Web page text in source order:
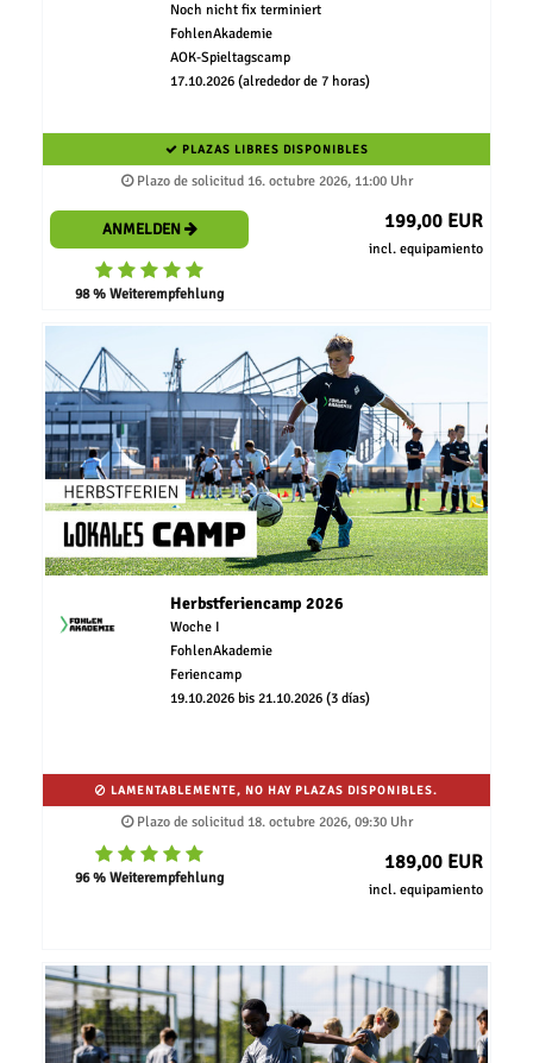
Noch nicht fix terminiert
FohlenAkademie
AOK-Spieltagscamp
17.10.2026 (alrededor de 7 horas)
PLAZAS LIBRES DISPONIBLES
Plazo de solicitud 16. octubre 2026, 11:00 Uhr
ANMELDEN
98 % Weiterempfehlung
199,00 EUR
incl. equipamiento
Herbstferiencamp 2026
Woche I
FohlenAkademie
Feriencamp
19.10.2026 bis 21.10.2026 (3 días)
LAMENTABLEMENTE, NO HAY PLAZAS DISPONIBLES.
Plazo de solicitud 18. octubre 2026, 09:30 Uhr
96 % Weiterempfehlung
189,00 EUR
incl. equipamiento